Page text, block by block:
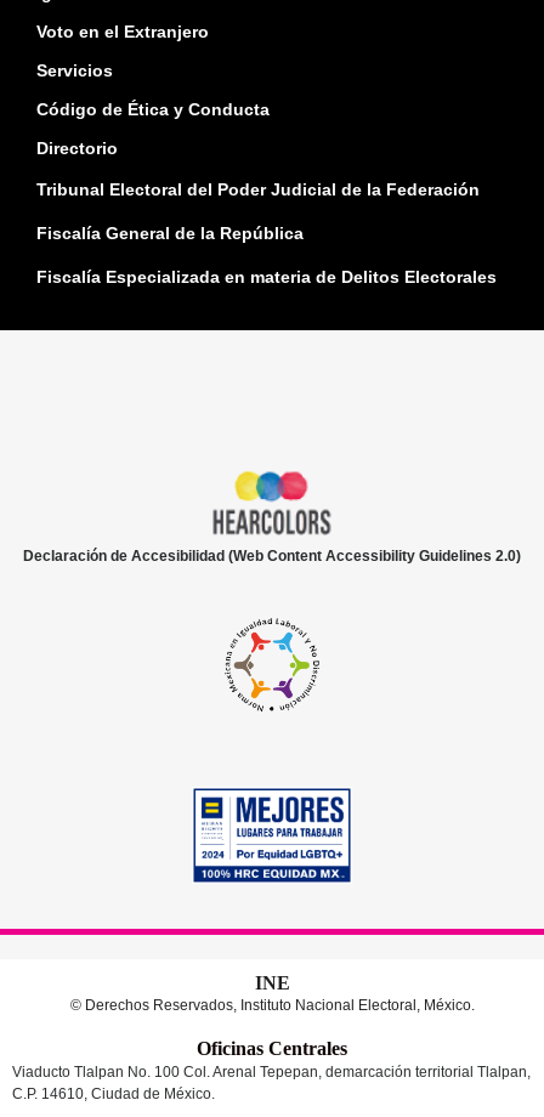
Voto en el Extranjero
Servicios
Código de Ética y Conducta
Directorio
Tribunal Electoral del Poder Judicial de la Federación
Fiscalía General de la República
Fiscalía Especializada en materia de Delitos Electorales
Declaración de Accesibilidad (Web Content Accessibility Guidelines 2.0)
INE
© Derechos Reservados, Instituto Nacional Electoral, México.
Oficinas Centrales
Viaducto Tlalpan No. 100 Col. Arenal Tepepan, demarcación territorial Tlalpan,
C.P. 14610, Ciudad de México.